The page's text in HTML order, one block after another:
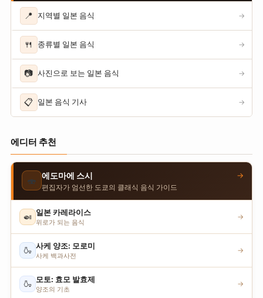
📍 지역별 일본 음식 →
🍴 종류별 일본 음식 →
📷 사진으로 보는 일본 음식 →
📋 일본 음식 기사 →
에디터 추천
🍣 에도마에 스시
편집자가 엄선한 도쿄의 클래식 음식 가이드
→
🍛 일본 카레라이스
위로가 되는 음식
→
🍶 사케 양조: 모로미
사케 백과사전
→
🍶 모토: 효모 발효제
양조의 기초
→